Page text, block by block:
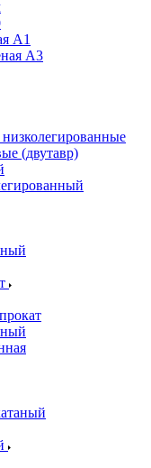
А1
А3
(двутавр)